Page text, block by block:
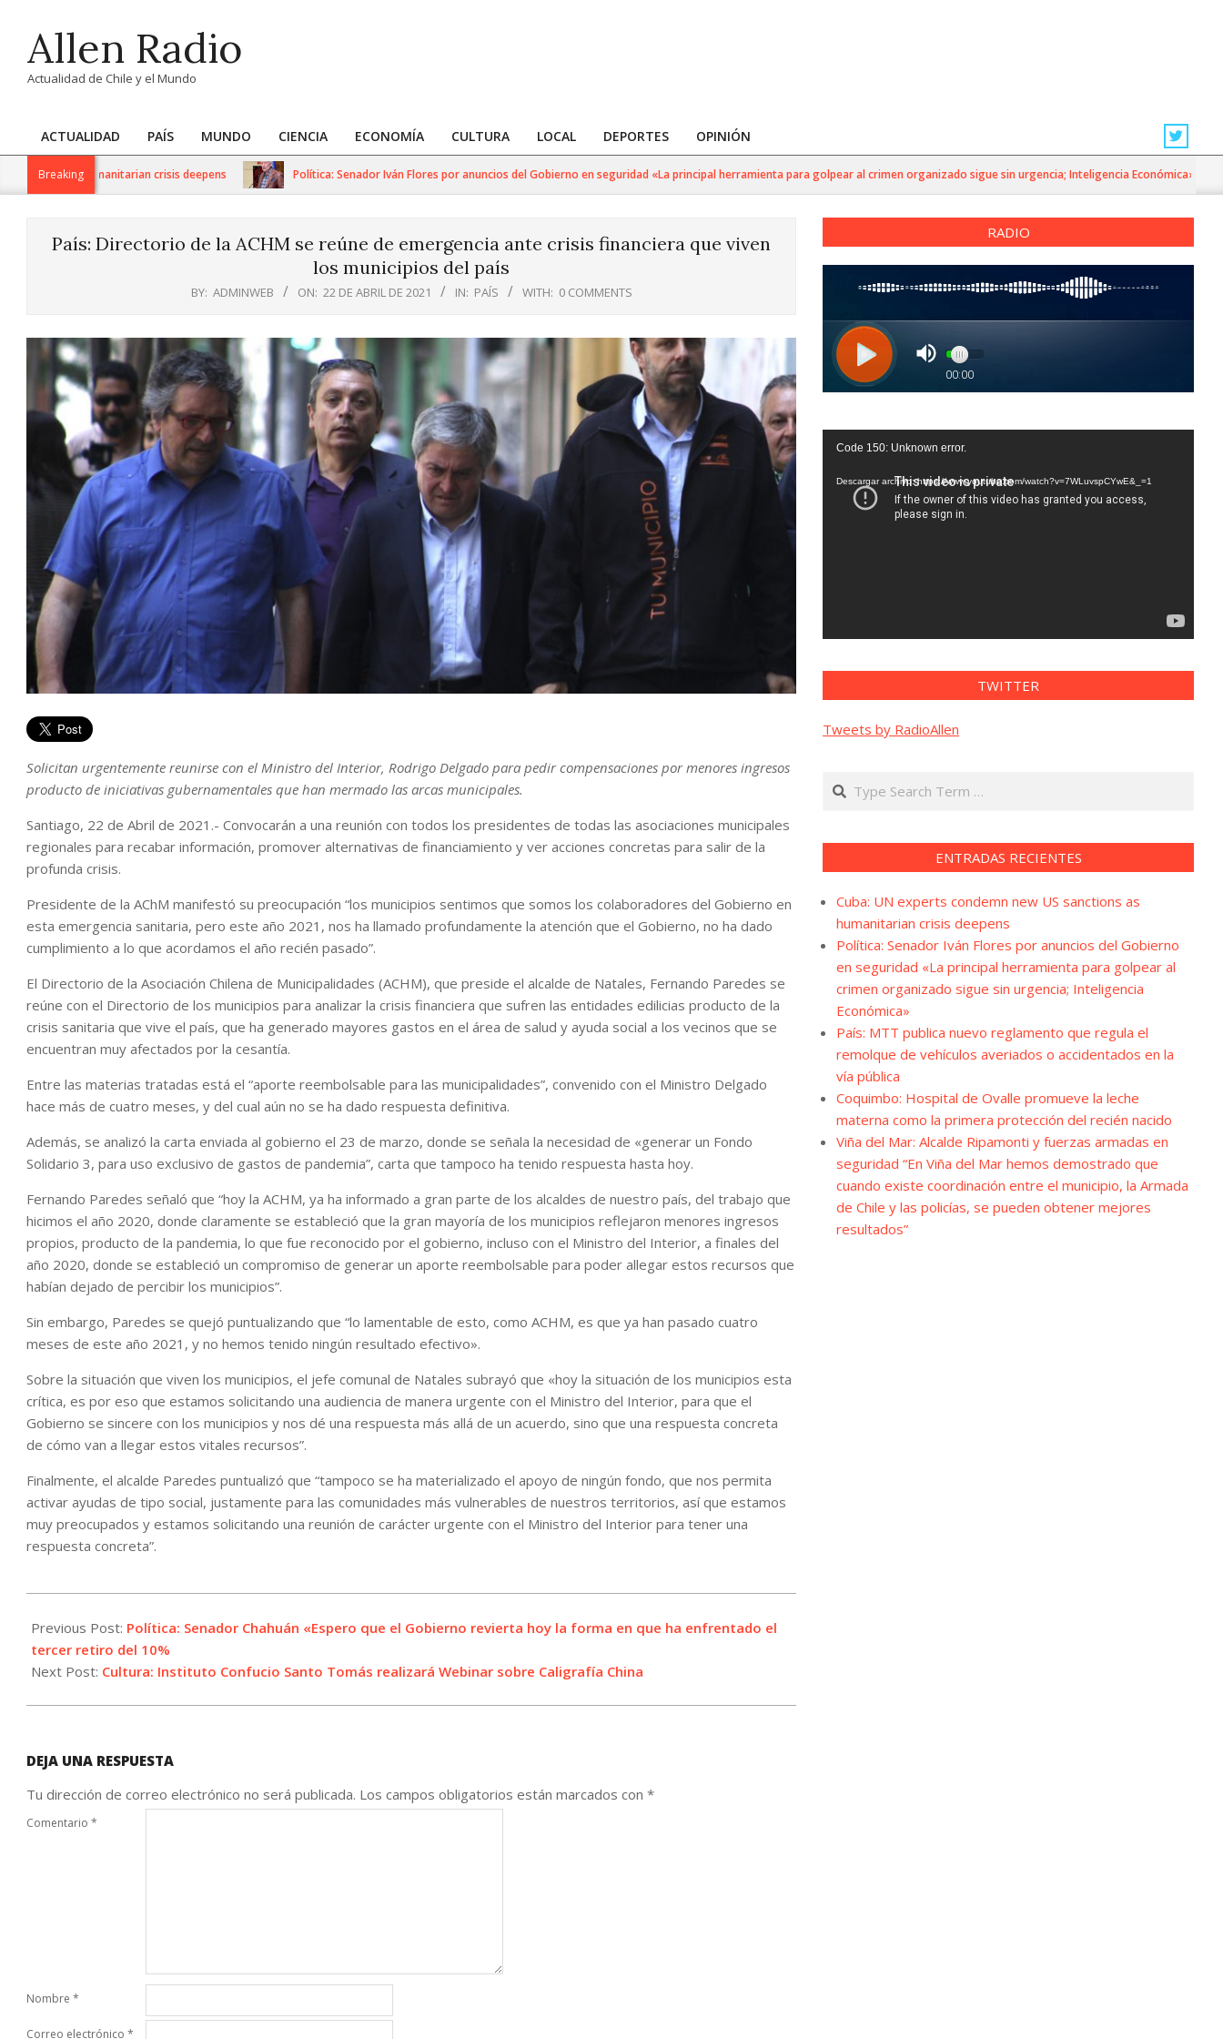
contentAllen Radio
Actualidad de Chile y el Mundo
Primary
Navigation
ACTUALIDAD PAÍS MUNDO CIENCIA ECONOMÍA CULTURA LOCAL DEPORTES OPINIÓN
Breaking
as humanitarian crisis deepens Política: Senador Iván Flores por anuncios del Gobierno en seguridad «La principal herramienta para golpear al crimen organizado sigue sin urgencia; Inteligencia Económica»
País: Directorio de la ACHM se reúne de emergencia ante crisis financiera que viven
los municipios del país
BY: ADMINWEB ON: 22 DE ABRIL DE 2021 IN: PAÍS WITH: 0 COMMENTS
Solicitan urgentemente reunirse con el Ministro del Interior, Rodrigo Delgado para pedir compensaciones por menores ingresos
producto de iniciativas gubernamentales que han mermado las arcas municipales.
Santiago, 22 de Abril de 2021.- Convocarán a una reunión con todos los presidentes de todas las asociaciones municipales
regionales para recabar información, promover alternativas de financiamiento y ver acciones concretas para salir de la
profunda crisis.
Presidente de la AChM manifestó su preocupación “los municipios sentimos que somos los colaboradores del Gobierno en
esta emergencia sanitaria, pero este año 2021, nos ha llamado profundamente la atención que el Gobierno, no ha dado
cumplimiento a lo que acordamos el año recién pasado”.
El Directorio de la Asociación Chilena de Municipalidades (ACHM), que preside el alcalde de Natales, Fernando Paredes se
reúne con el Directorio de los municipios para analizar la crisis financiera que sufren las entidades edilicias producto de la
crisis sanitaria que vive el país, que ha generado mayores gastos en el área de salud y ayuda social a los vecinos que se
encuentran muy afectados por la cesantía.
Entre las materias tratadas está el “aporte reembolsable para las municipalidades”, convenido con el Ministro Delgado
hace más de cuatro meses, y del cual aún no se ha dado respuesta definitiva.
Además, se analizó la carta enviada al gobierno el 23 de marzo, donde se señala la necesidad de «generar un Fondo
Solidario 3, para uso exclusivo de gastos de pandemia”, carta que tampoco ha tenido respuesta hasta hoy.
Fernando Paredes señaló que “hoy la ACHM, ya ha informado a gran parte de los alcaldes de nuestro país, del trabajo que
hicimos el año 2020, donde claramente se estableció que la gran mayoría de los municipios reflejaron menores ingresos
propios, producto de la pandemia, lo que fue reconocido por el gobierno, incluso con el Ministro del Interior, a finales del
año 2020, donde se estableció un compromiso de generar un aporte reembolsable para poder allegar estos recursos que
habían dejado de percibir los municipios”.
Sin embargo, Paredes se quejó puntualizando que “lo lamentable de esto, como ACHM, es que ya han pasado cuatro
meses de este año 2021, y no hemos tenido ningún resultado efectivo».
Sobre la situación que viven los municipios, el jefe comunal de Natales subrayó que «hoy la situación de los municipios esta
crítica, es por eso que estamos solicitando una audiencia de manera urgente con el Ministro del Interior, para que el
Gobierno se sincere con los municipios y nos dé una respuesta más allá de un acuerdo, sino que una respuesta concreta
de cómo van a llegar estos vitales recursos”.
Finalmente, el alcalde Paredes puntualizó que “tampoco se ha materializado el apoyo de ningún fondo, que nos permita
activar ayudas de tipo social, justamente para las comunidades más vulnerables de nuestros territorios, así que estamos
muy preocupados y estamos solicitando una reunión de carácter urgente con el Ministro del Interior para tener una
respuesta concreta”.
04-
22
Previous Post: Política: Senador Chahuán «Espero que el Gobierno revierta hoy la forma en que ha enfrentado el
tercer retiro del 10%
Next Post: Cultura: Instituto Confucio Santo Tomás realizará Webinar sobre Caligrafía China
DEJA UNA RESPUESTA
Tu dirección de correo electrónico no será publicada. Los campos obligatorios están marcados con *
Comentario *
Nombre *
Correo electrónico *
RADIO
Reproductor
vídeo
Code 150: Unknown error.
Descargar archivo: https://www.youtube.com/watch?v=7WLuvspCYwE&_=1
TWITTER
Tweets by RadioAllen
Search
ENTRADAS RECIENTES
Cuba: UN experts condemn new US sanctions as
humanitarian crisis deepens
Política: Senador Iván Flores por anuncios del Gobierno
en seguridad «La principal herramienta para golpear al
crimen organizado sigue sin urgencia; Inteligencia
Económica»
País: MTT publica nuevo reglamento que regula el
remolque de vehículos averiados o accidentados en la
vía pública
Coquimbo: Hospital de Ovalle promueve la leche
materna como la primera protección del recién nacido
Viña del Mar: Alcalde Ripamonti y fuerzas armadas en
seguridad “En Viña del Mar hemos demostrado que
cuando existe coordinación entre el municipio, la Armada
de Chile y las policías, se pueden obtener mejores
resultados”